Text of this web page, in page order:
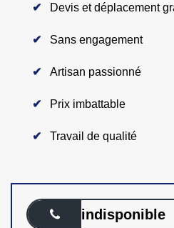
Devis et déplacement
Sans engagement
Artisan passionné
Prix imbattable
Travail de qualité
indisponible